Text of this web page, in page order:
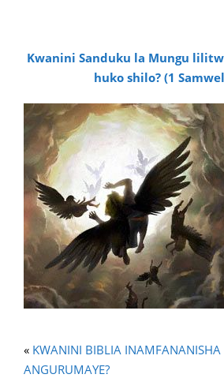
Kwanini Sanduku la Mungu
huko shilo? (1
« KWANINI BIBLIA
ANGURUMAYE?